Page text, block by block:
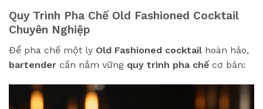
Quy Trình Pha Chế Old Fashioned Cocktail
Chuyên Nghiệp
Để pha chế một ly Old Fashioned cocktail hoàn hảo,
bartender cần nắm vững quy trình pha chếcơ bản: